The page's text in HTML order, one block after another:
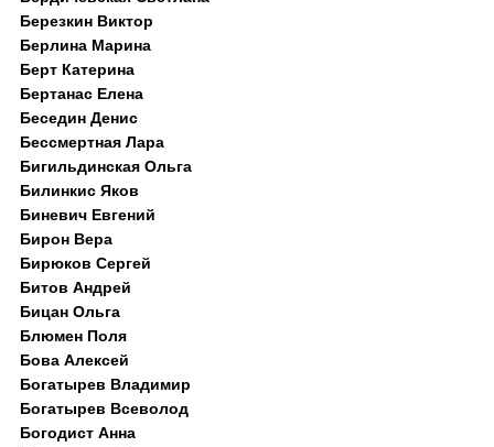
Березкин Виктор
Берлина Марина
Берт Катерина
Бертанас Елена
Беседин Денис
Бессмертная Лара
Бигильдинская Ольга
Билинкис Яков
Биневич Евгений
Бирон Вера
Бирюков Сергей
Битов Андрей
Бицан Ольга
Блюмен Поля
Бова Алексей
Богатырев Владимир
Богатырев Всеволод
Богодист Анна